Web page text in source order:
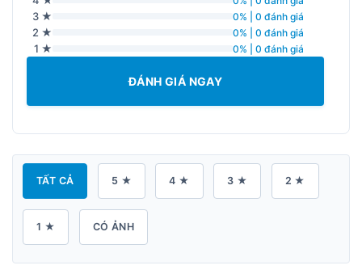
3 ★ 0% | 0 đánh giá
2 ★ 0% | 0 đánh giá
1 ★ 0% | 0 đánh giá
ĐÁNH GIÁ NGAY
TẤT CẢ 5 ★ 4 ★ 3 ★ 2 ★
1 ★ CÓ ẢNH